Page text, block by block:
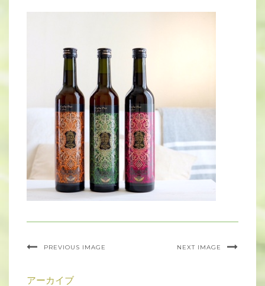
PREVIOUS IMAGE NEXT IMAGE
アーカイブ